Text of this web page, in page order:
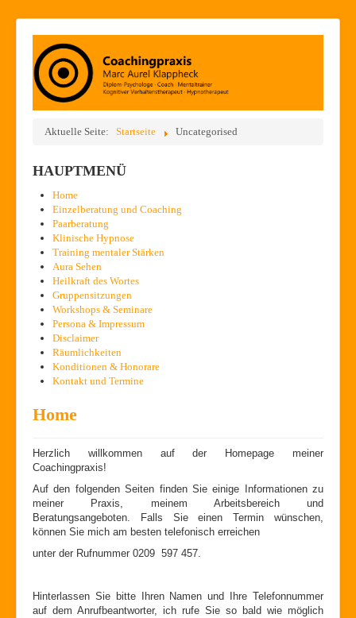
Aktuelle Seite: Startseite Uncategorised
HAUPTMENÜ
Home
Einzelberatung und Coaching
Paarberatung
Klinische Hypnose
Training mentaler Stärken
Aura Sehen
Heilkraft des Wortes
Gruppensitzungen
Workshops & Seminare
Persona & Impressum
Disclaimer
Räumlichkeiten
Konditionen & Honorare
Kontakt und Termine
Home
Herzlich willkommen auf der Homepage meiner
Coachingpraxis!
Auf den folgenden Seiten finden Sie einige Informationen zu
meiner Praxis, meinem Arbeitsbereich und
Beratungsangeboten. Falls Sie einen Termin wünschen,
können Sie mich am besten telefonisch erreichen
unter der Rufnummer 0209 597 457.
Hinterlassen Sie bitte Ihren Namen und Ihre Telefonnummer
auf dem Anrufbeantworter, ich rufe Sie so bald wie möglich